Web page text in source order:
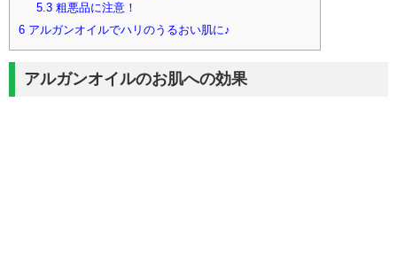
5.3粗悪品に注意！
6 アルガンオイルでハリのうるおい肌に♪
アルガンオイルのお肌への効果